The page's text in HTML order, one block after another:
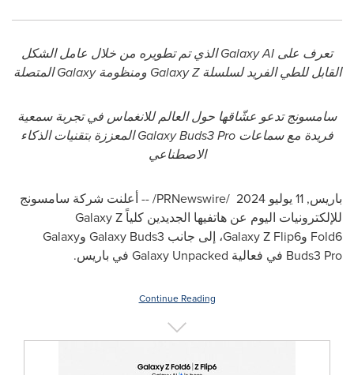
تعرف على Galaxy AIالذي تم تطويره من خلال عامل الشكل
القابل للطي الفريد لسلسلةGalaxy Z ومنظومةGalaxyالمتصلة
سامسونج تدعو عشّاقها حول العالم للانغماس في تجربة سمعية
فريدة مع سماعات Galaxy Buds3 Proالمعززة بتقنيات الذكاء
الاصطناعي
باريس, 11 يوليو 2024 /PRNewswire/ --
أعلنت شركة سامسونج
للإلكترونيات اليوم عن هاتفيها الجديدين كلياًGalaxy Z
Fold6 وGalaxy Z Flip6، إلى جانب Galaxy Buds3 وGalaxy
Buds3 Pro في فعالية Galaxy Unpacked في باريس.
Continue Reading